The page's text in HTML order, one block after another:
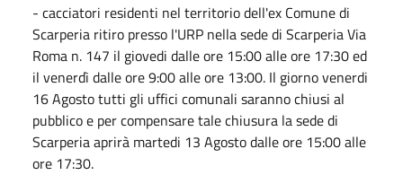
- cacciatori residenti nel territorio dell'ex Comune di
Scarperia ritiro presso l'URP nella sede di Scarperia Via
Roma n. 147 il giovedi dalle ore 15:00 alle ore 17:30 ed
il venerdì dalle ore 9:00 alle ore 13:00. Il giorno venerdi
16 Agosto tutti gli uffici comunali saranno chiusi al
pubblico e per compensare tale chiusura la sede di
Scarperia aprirà martedi 13 Agosto dalle ore 15:00 alle
ore 17:30.